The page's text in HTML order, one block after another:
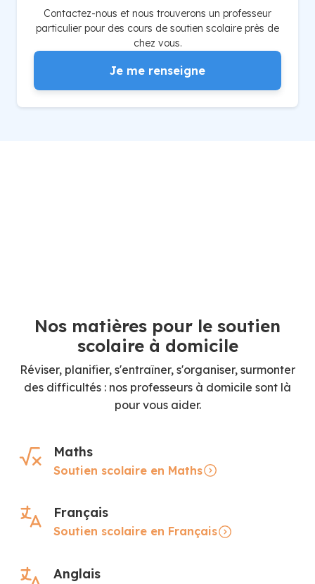
Contactez-nous et nous trouverons un professeur
particulier pour des cours de soutien scolaire près de
chez vous.
Je me renseigne
Nos matières pour le soutien
scolaire à domicile
Réviser, planifier, s'entraîner, s'organiser, surmonter
des difficultés : nos professeurs à domicile sont là
pour vous aider.
Maths
Soutien scolaire en Maths
Français
Soutien scolaire en Français
Anglais